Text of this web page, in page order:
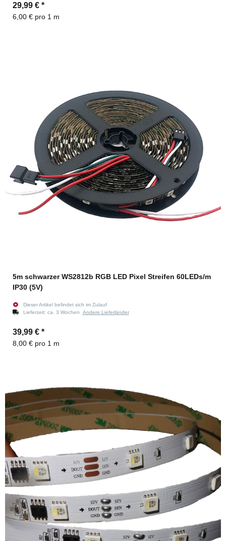
29,99 € *
6,00 € pro 1 m
5m schwarzer WS2812b RGB LED Pixel Streifen 60LEDs/m
IP30 (5V)
Dieser Artikel befindet sich im Zulauf
Lieferzeit: ca. 3 Wochen Andere Lieferländer
39,99 € *
8,00 € pro 1 m